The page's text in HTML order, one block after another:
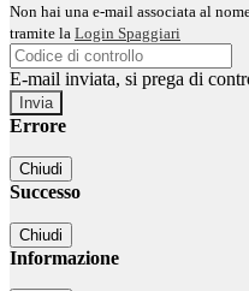
Non hai una e-mail associata al
tramite la Login Spaggiari
E-mail inviata, si prega di
Errore
Chiudi
Successo
Chiudi
Informazione